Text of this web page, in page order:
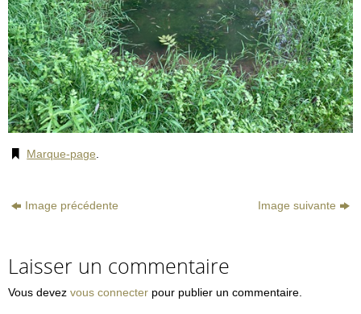
Marque-page.
Image précédente Image suivante
Laisser un commentaire
Vous devez vous connecter pour publier un commentaire.